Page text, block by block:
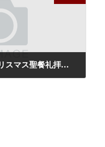
12月21日(日)降誕祭クリスマス聖餐礼拝の聖書箇所と讃美歌のご案内